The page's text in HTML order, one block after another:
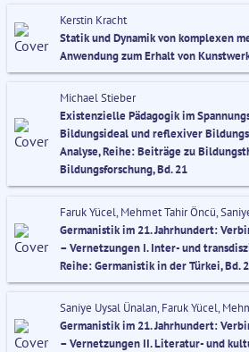
Kerstin Kracht
Statik und Dynamik von komplexen
Anwendung zum Erhalt von
Michael Stieber
Existenzielle Pädagogik im
Bildungsideal und reflexiver
Analyse, Reihe: Beiträge zu
Bildungsforschung, Bd. 21
Faruk Yücel, Mehmet Tahir Öncü,
Germanistik im 21. Jahrhundert:
– Vernetzungen I. Inter- und
Reihe: Germanistik in der Türkei, Bd.
Saniye Uysal Ünalan, Faruk Yücel,
Germanistik im 21. Jahrhundert:
– Vernetzungen II. Literatur- und